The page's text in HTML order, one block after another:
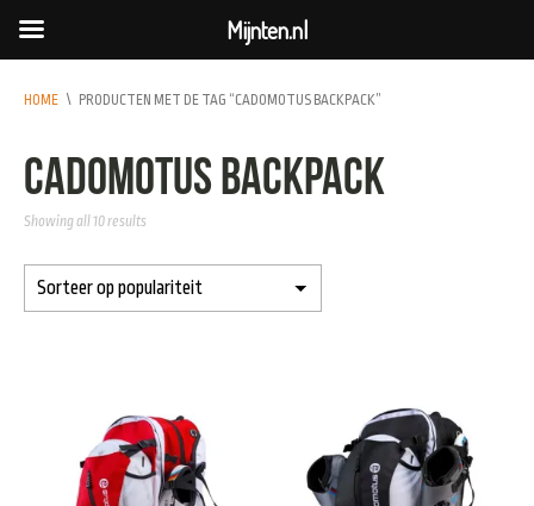
HOME \ PRODUCTEN MET DE TAG “CADOMOTUS BACKPACK”
CadoMotus Backpack
Showing all 10 results
Mijnten.nl